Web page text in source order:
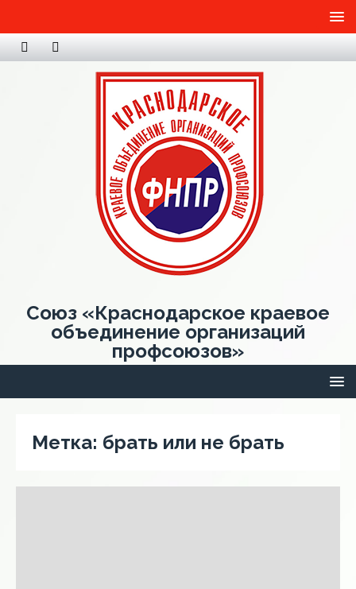
Союз «Краснодарское краевое
объединение организаций
профсоюзов»
Метка: брать или не брать